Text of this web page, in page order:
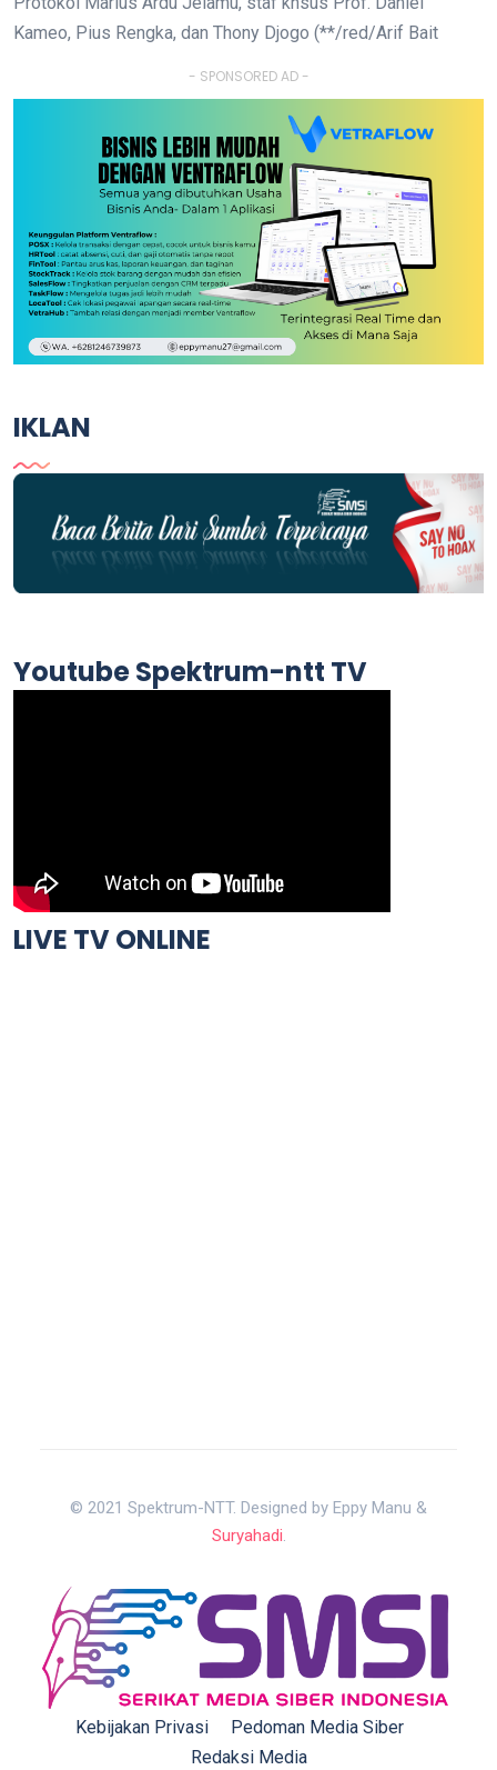
Kameo, Pius Rengka, dan Thony Djogo (**/red/Arif Bait
- SPONSORED AD -
IKLAN
Youtube Spektrum-ntt TV
LIVE TV ONLINE
© 2021 Spektrum-NTT. Designed by Eppy Manu &
Suryahadi
Kebijakan Privasi
Pedoman Media Siber
Redaksi Media